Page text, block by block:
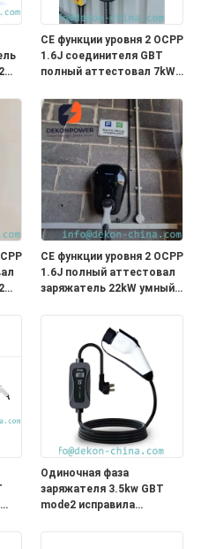
CE функции уровня 2 OCPP
1.6J соединителя GBT
полный аттестовал 7kW
EV с 5 метрами
привязывает WIFI и 4G
CE функции уровня 2 OCPP
1.6J полный аттестовал
заряжатель 22kW умный
метрами привязывает
WIFI и 4G
Одиночная фаза
заряжателя 3.5kw GBT
mode2 исправила